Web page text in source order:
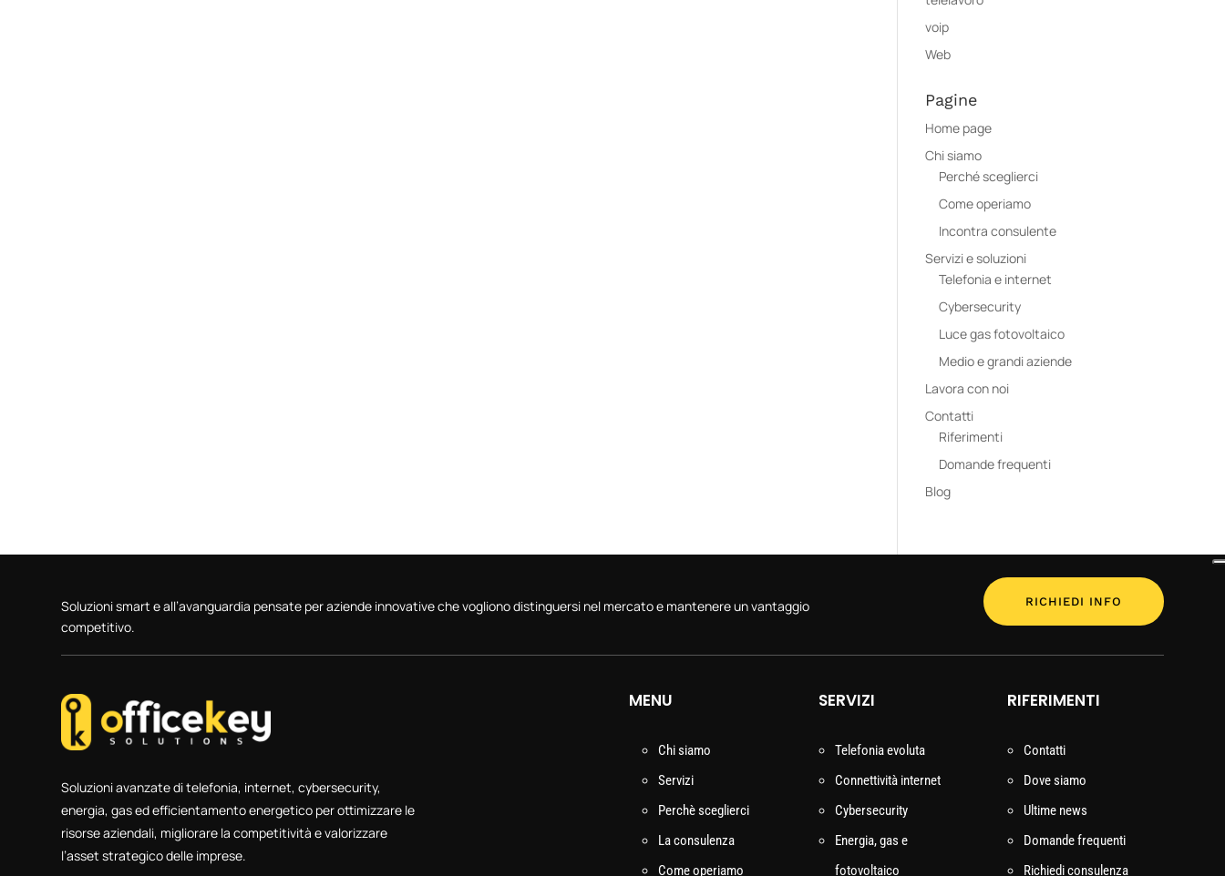
voip
Web
Pagine
Home page
Chi siamo
Perché sceglierci
Come operiamo
Incontra consulente
Servizi e soluzioni
Telefonia e internet
Cybersecurity
Luce gas fotovoltaico
Medio e grandi aziende
Lavora con noi
Contatti
Riferimenti
Domande frequenti
Blog
Soluzioni smart e all’avanguardia pensate per aziende innovative che vogliono distinguersi nel mercato e mantenere un vantaggio
competitivo.
RICHIEDI INFO
Soluzioni avanzate di telefonia, internet, cybersecurity,
energia, gas ed efficientamento energetico per ottimizzare le
risorse aziendali, migliorare la competitività e valorizzare
l’asset strategico delle imprese.
MENU
Chi siamo
Servizi
Perchè sceglierci
La consulenza
Come operiamo
SERVIZI
Telefonia evoluta
Connettività internet
Cybersecurity
Energia, gas e
fotovoltaico
RIFERIMENTI
Contatti
Dove siamo
Ultime news
Domande frequenti
Richiedi consulenza